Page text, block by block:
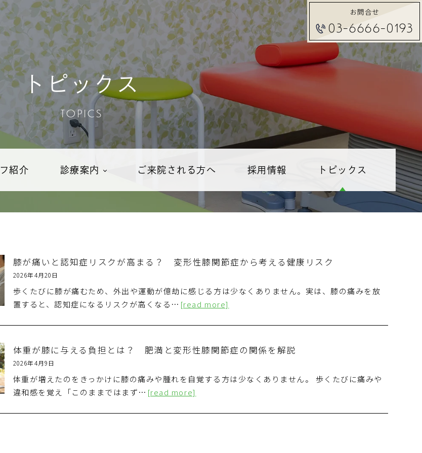
お問合せ
03-6666-0193
トピックス
TOPICS
紹介 診療案内 ご来院される方へ 採用情報 トピックス
膝が痛いと認知症リスクが高まる？ 変形性膝関節症から考える健康リスク
2026年4月20日
歩くたびに膝が痛むため、外出や運動が億劫に感じる方は少なくありません。実は、膝の痛みを放
置すると、認知症になるリスクが高くなる… [read more]
体重が膝に与える負担とは？ 肥満と変形性膝関節症の関係を解説
2026年4月9日
体重が増えたのをきっかけに膝の痛みや腫れを自覚する方は少なくありません。 歩くたびに痛みや
違和感を覚え「このままではまず… [read more]